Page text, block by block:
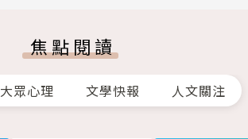
焦點閱讀
大眾心理 文學快報 人文關注